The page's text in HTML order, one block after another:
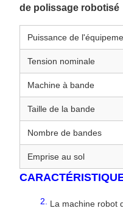
de polissage robotisé
Puissance de
Tension nominale
Machine à bande
Taille de la bande
Nombre de bandes
Emprise au sol
La machine robot